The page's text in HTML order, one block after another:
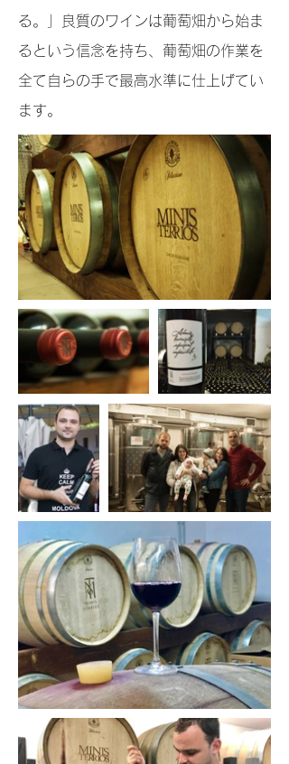
る。」良質のワインは葡萄畑から始ま
るという信念を持ち、葡萄畑の作業を
全て自らの手で最高水準に仕上げてい
ます。